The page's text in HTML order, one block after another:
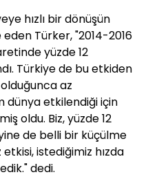
hızlı bir dönüşün
Türker, "2014-2016
yüzde 12
Türkiye de bu etkiden
az
dünya etkilendiği için
oldu. Biz, yüzde 12
de belli bir küçülme
istediğimiz hızda
dedi.